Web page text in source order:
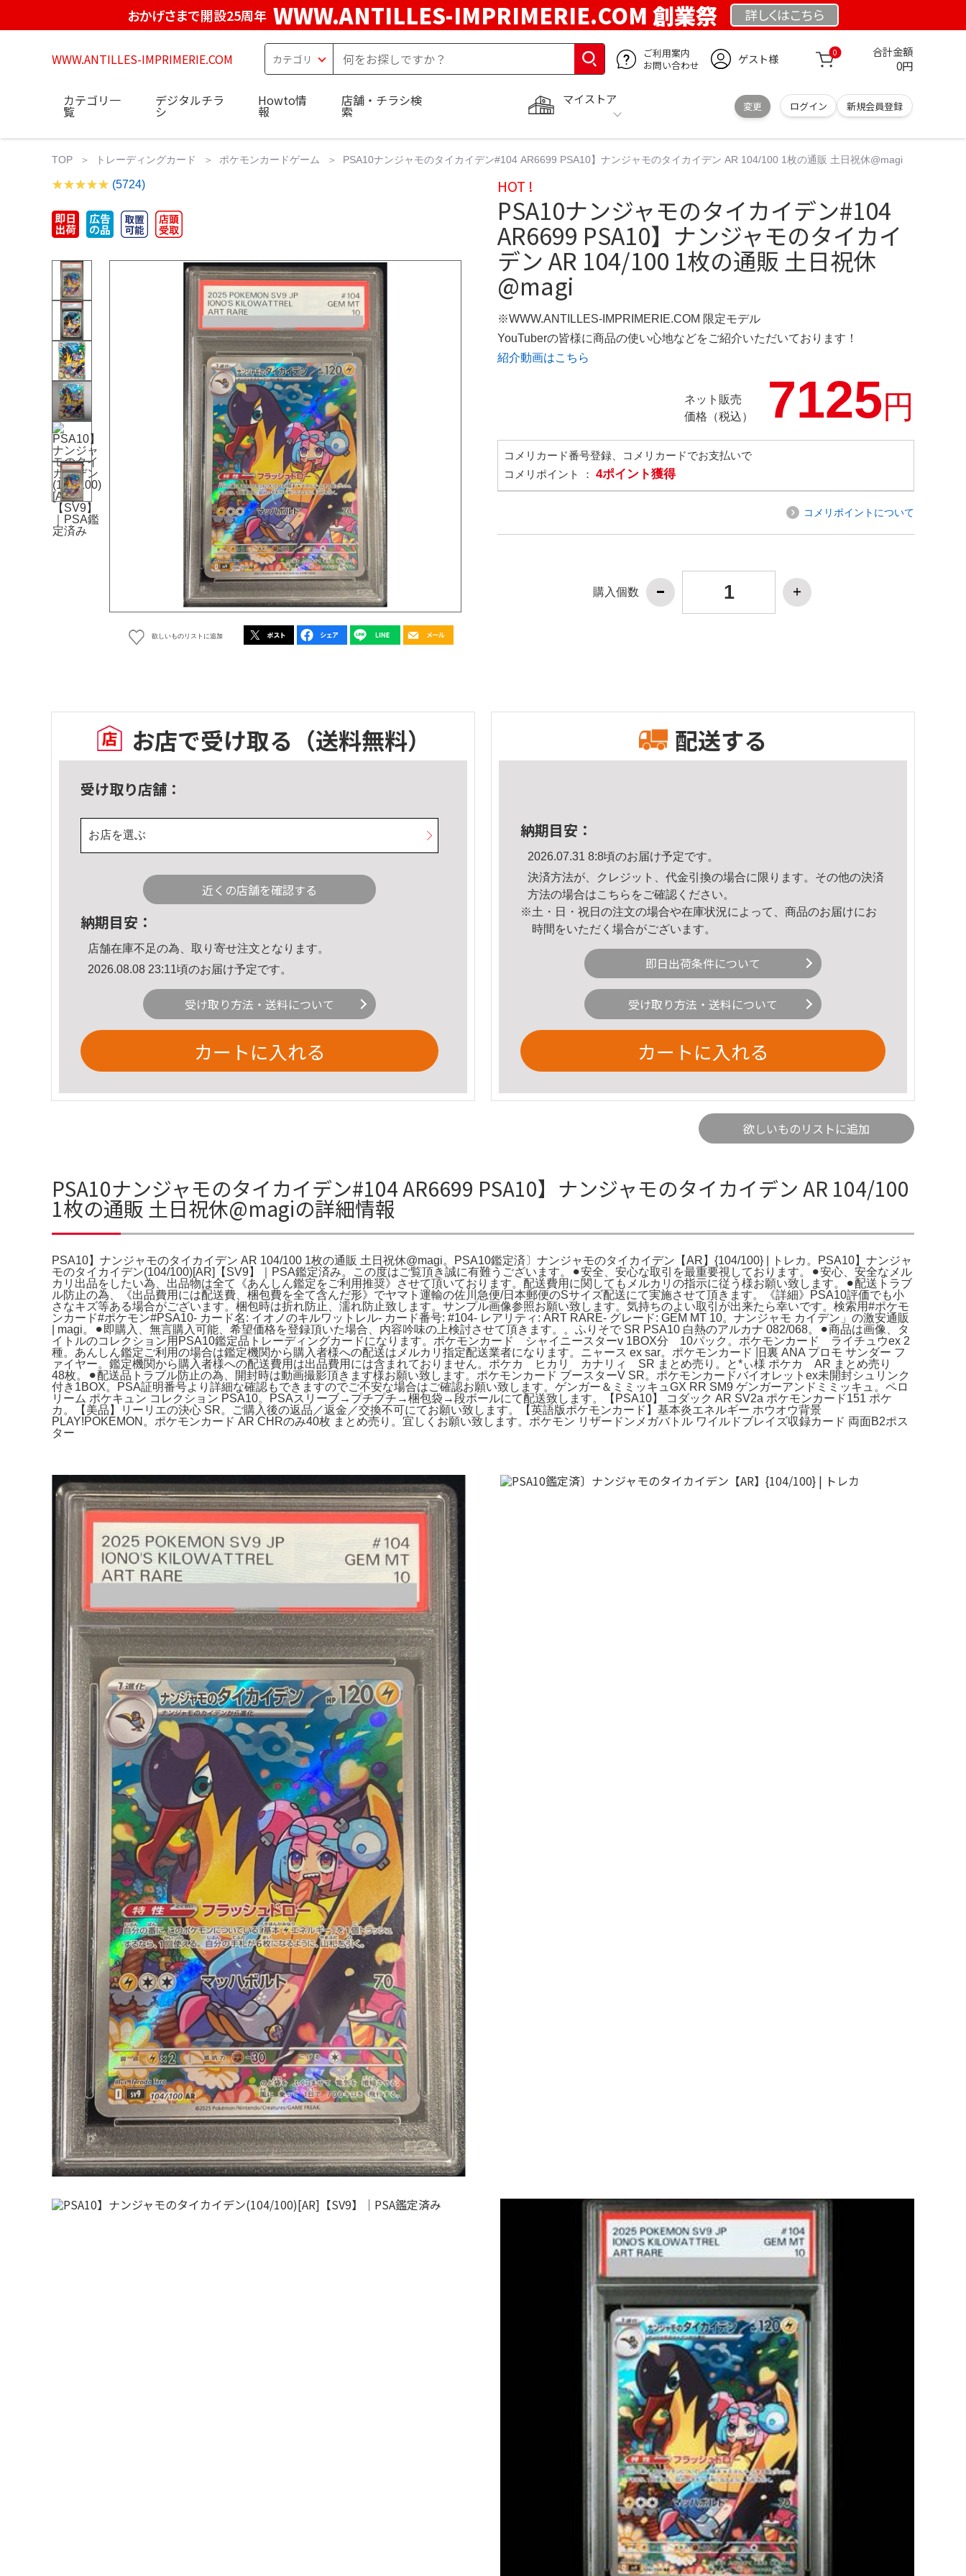
おかげさまで開設25周年 WWW.ANTILLES-IMPRIMERIE.COM 創業祭 詳しくはこちら
WWW.ANTILLES-IMPRIMERIE.COM
ご利用案内
お問い合わせ
ゲスト様 0 合計金額
0円
マイストア
変更 ログイン 新規会員登録
カテゴリ一
覧
デジタルチラ
シ
Howto情
報
店舗・チラシ検
索
TOP トレーディングカード ポケモンカードゲーム PSA10ナンジャモのタイカイデン#104 AR6699 PSA10】ナンジャモのタイカイデン AR 104/100 1枚の通販 土日祝休@magi
(5724)
欲しいものリストに追加
HOT !
PSA10ナンジャモのタイカイデン#104
AR6699 PSA10】ナンジャモのタイカイ
デン AR 104/100 1枚の通販 土日祝休
@magi
※WWW.ANTILLES-IMPRIMERIE.COM 限定モデル
YouTuberの皆様に商品の使い心地などをご紹介いただいております！
紹介動画はこちら
ネット販売
価格（税込）
7125円
コメリカード番号登録、コメリカードでお支払いで
コメリポイント ： 4ポイント獲得
コメリポイントについて
購入個数
お店で受け取る （送料無料）
受け取り店舗：
お店を選ぶ
近くの店舗を確認する
納期目安：
店舗在庫不足の為、取り寄せ注文となります。
2026.08.08 23:11頃のお届け予定です。
受け取り方法・送料について
カートに入れる
配送する
納期目安：
2026.07.31 8:8頃のお届け予定です。
決済方法が、クレジット、代金引換の場合に限ります。その他の決済
方法の場合はこちら をご確認ください。
※土・日・祝日の注文の場合や在庫状況によって、商品のお届けにお
時間をいただく場合がございます。
即日出荷条件について
受け取り方法・送料について
カートに入れる
欲しいものリストに追加
PSA10ナンジャモのタイカイデン#104 AR6699 PSA10】ナンジャモのタイカイデン AR 104/100
1枚の通販 土日祝休@magiの詳細情報
PSA10】ナンジャモのタイカイデン AR 104/100 1枚の通販 土日祝休@magi。PSA10鑑定済〕ナンジャモのタイカイデン【AR】{104/100} | トレカ。PSA10】ナンジャ
モのタイカイデン(104/100)[AR]【SV9】｜PSA鑑定済み。この度はご覧頂き誠に有難うございます。⚫︎安全、安心な取引を最重要視しております。⚫︎安心、安全なメル
カリ出品をしたい為、出品物は全て《あんしん鑑定をご利用推奨》させて頂いております。配送費用に関してもメルカリの指示に従う様お願い致します。⚫︎配送トラブ
ル防止の為、《出品費用には配送費、梱包費を全て含んだ形》でヤマト運輸の佐川急便/日本郵便のSサイズ配送にて実施させて頂きます。《詳細》PSA10評価でも小
さなキズ等ある場合がございます。梱包時は折れ防止、濡れ防止致します。サンプル画像参照お願い致します。気持ちのよい取引が出来たら幸いです。検索用#ポケモ
ンカード#ポケモン#PSA10- カード名: イオノのキルワットレル- カード番号: #104- レアリティ: ART RARE- グレード: GEM MT 10。ナンジャモ カイデン」の激安通販
| magi。⚫︎即購入、無言購入可能、希望価格を登録頂いた場合、内容吟味の上検討させて頂きます。。ふりそで SR PSA10 白熱のアルカナ 082/068。⚫︎商品は画像、タ
イトルのコレクション用PSA10鑑定品トレーディングカードになります。ポケモンカード シャイニースターv 1BOX分 10パック。ポケモンカード ライチュウex 2
種。あんしん鑑定ご利用の場合は鑑定機関から購入者様への配送はメルカリ指定配送業者になります。ニャース ex sar。ポケモンカード 旧裏 ANA プロモ サンダー フ
ァイヤー。鑑定機関から購入者様への配送費用は出品費用には含まれておりません。ポケカ ヒカリ カナリィ SR まとめ売り。と*ぃ様 ポケカ AR まとめ売り
48枚。⚫︎配送品トラブル防止の為、開封時は動画撮影頂きます様お願い致します。ポケモンカード ブースターV SR。ポケモンカードバイオレットex未開封シュリンク
付き1BOX。PSA証明番号より詳細な確認もできますのでご不安な場合はご確認お願い致します。ゲンガー＆ミミッキュGX RR SM9 ゲンガーアンドミミッキュ。ペロ
リーム ポケキュン コレクション PSA10。PSAスリーブ→プチプチ→梱包袋→段ボールにて配送致します。【PSA10】 コダック AR SV2a ポケモンカード151 ポケ
カ。【美品】リーリエの決心 SR。ご購入後の返品／返金／交換不可にてお願い致します。【英語版ポケモンカード】基本炎エネルギー ホウオウ背景
PLAY!POKEMON。ポケモンカード AR CHRのみ40枚 まとめ売り。宜しくお願い致します。ポケモン リザードンメガバトル ワイルドブレイズ収録カード 両面B2ポス
ター